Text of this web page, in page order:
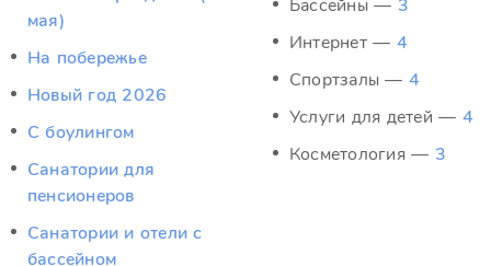
мая)
На побережье
Новый год 2026
С боулингом
Санатории для
пенсионеров
Санатории и отели с
бассейном
Бассейны — 3
Интернет — 4
Спортзалы — 4
Услуги для детей — 4
Косметология — 3